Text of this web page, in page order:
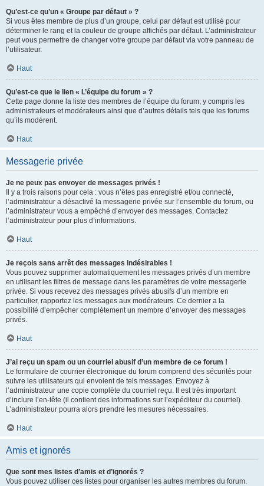
Qu’est-ce qu’un « Groupe par défaut » ?
Si vous êtes membre de plus d’un groupe, celui par défaut est utilisé pour
déterminer le rang et la couleur de groupe affichés par défaut. L’administrateur
peut vous permettre de changer votre groupe par défaut via votre panneau de
l’utilisateur.
Haut
Qu’est-ce que le lien « L’équipe du forum » ?
Cette page donne la liste des membres de l’équipe du forum, y compris les
administrateurs et modérateurs ainsi que d’autres détails tels que les forums
qu’ils modèrent.
Haut
Messagerie privée
Je ne peux pas envoyer de messages privés !
Il y a trois raisons pour cela : vous n’êtes pas enregistré et/ou connecté,
l’administrateur a désactivé la messagerie privée sur l’ensemble du forum, ou
l’administrateur vous a empêché d’envoyer des messages. Contactez
l’administrateur pour plus d’informations.
Haut
Je reçois sans arrêt des messages indésirables !
Vous pouvez supprimer automatiquement les messages privés d’un membre
en utilisant les filtres de message dans les paramètres de votre messagerie
privée. Si vous recevez des messages privés abusifs d’un membre en
particulier, rapportez les messages aux modérateurs. Ce dernier a la
possibilité d’empêcher complètement un membre d’envoyer des messages
privés.
Haut
J’ai reçu un spam ou un courriel abusif d’un membre de ce forum !
Le formulaire de courrier électronique du forum comprend des sécurités pour
suivre les utilisateurs qui envoient de tels messages. Envoyez à
l’administrateur une copie complète du courriel reçu. Il est très important
d’inclure l’en-tête (il contient des informations sur l’expéditeur du courriel).
L’administrateur pourra alors prendre les mesures nécessaires.
Haut
Amis et ignorés
Que sont mes listes d’amis et d’ignorés ?
Vous pouvez utiliser ces listes pour organiser les autres membres du forum.